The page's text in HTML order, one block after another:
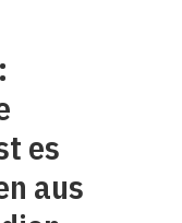
es
aus